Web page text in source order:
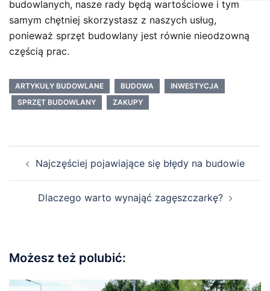
budowlanych, nasze rady będą wartościowe i tym
samym chętniej skorzystasz z naszych usług,
ponieważ sprzęt budowlany jest równie nieodzowną
częścią prac.
ARTYKUŁY BUDOWLANE BUDOWA
INWESTYCJA
SPRZĘT BUDOWLANY
ZAKUPY
wpisuNajczęściej pojawiające się błędy na budowie
Dlaczego warto wynająć zagęszczarkę?
Możesz też polubić: